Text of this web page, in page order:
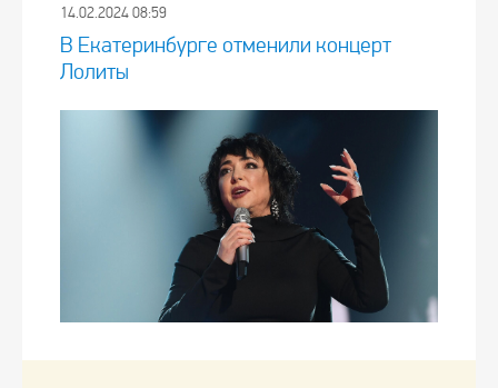
14.02.2024 08:59
В Екатеринбурге отменили концерт
Лолиты